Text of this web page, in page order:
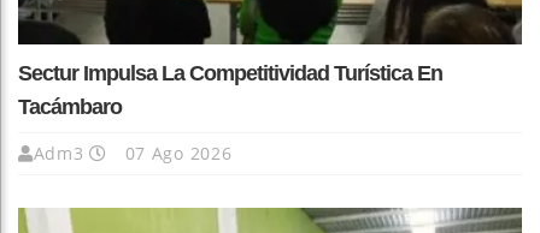
Sectur Impulsa La Competitividad Turística En
Tacámbaro
Adm3 07 Ago 2026